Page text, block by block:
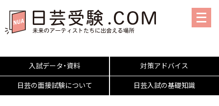
メ
ニ
を
く
入試データ・資料 対策アドバイス
日芸の面接試験について 日芸入試の基礎知識